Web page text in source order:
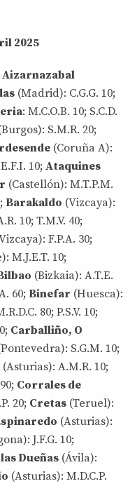
2025
Aizarnazabal
(Madrid): C.G.G. 10;
: M.C.O.B. 10; S.C.D.
S.M.R. 20;
(Coruña A):
10; Ataquines
(Castellón): M.T.P.M.
Barakaldo (Vizcaya):
10; T.M.V. 40;
F.P.A. 30;
M.J.E.T. 10;
(Bizkaia): A.T.E.
60; Binefar (Huesca):
80; P.S.V. 10;
Carballiño, O
S.G.M. 10;
(Asturias): A.M.R. 10;
Corrales de
20; Cretas (Teruel):
(Asturias):
J.F.G. 10;
Dueñas (Ávila):
(Asturias): M.D.C.P.